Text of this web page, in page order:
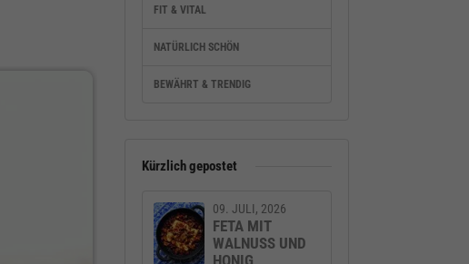
FIT & VITAL
NATÜRLICH SCHÖN
BEWÄHRT & TRENDIG
Kürzlich gepostet
09. JULI, 2026
FETA MIT
WALNUSS UND